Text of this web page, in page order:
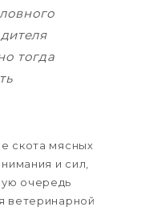
тогда
скота мясных
и сил,
очередь
ветеринарной